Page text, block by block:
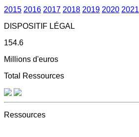
2015 2016 2017 2018 2019 2020 2021
DISPOSITIF LÉGAL
154.6
Millions d'euros
Total Ressources
Ressources